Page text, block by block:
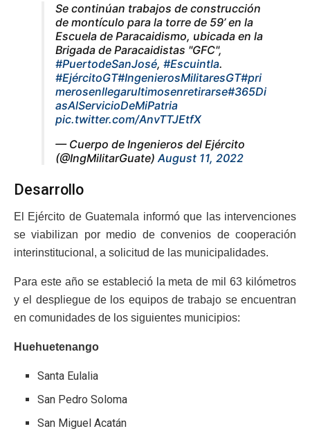
Se continúan trabajos de construcción
de montículo para la torre de 59’ en la
Escuela de Paracaidismo, ubicada en la
Brigada de Paracaidistas "GFC",
#PuertodeSanJosé, #Escuintla.
#EjércitoGT#IngenierosMilitaresGT#pri
merosenllegarultimosenretirarse#365Di
asAlServicioDeMiPatria
pic.twitter.com/AnvTTJEtfX
— Cuerpo de Ingenieros del Ejército
(@IngMilitarGuate) August 11, 2022
Desarrollo
El Ejército de Guatemala informó que las intervenciones
se viabilizan por medio de convenios de cooperación
interinstitucional, a solicitud de las municipalidades.
Para este año se estableció la meta de mil 63 kilómetros
y el despliegue de los equipos de trabajo se encuentran
en comunidades de los siguientes municipios:
Huehuetenango
Santa Eulalia
San Pedro Soloma
San Miguel Acatán